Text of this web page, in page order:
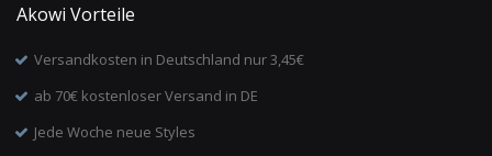
Akowi Vorteile
Versandkosten in Deutschland nur 3,45€
ab 70€ kostenloser Versand in DE
Jede Woche neue Styles